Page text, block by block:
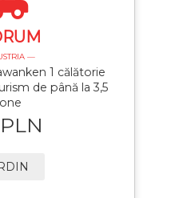
—
1 călătorie
de până la 3,5